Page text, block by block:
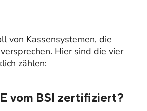
von Kassensystemen, die
Hier sind die vier
zählen:
vom BSI zertifiziert?